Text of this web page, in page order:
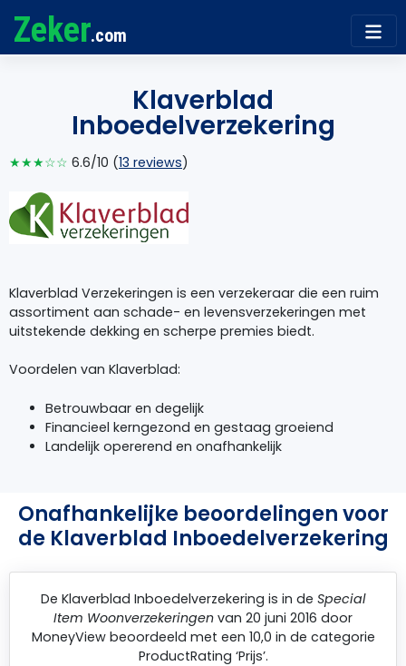
Zeker.com
Klaverblad
Inboedelverzekering
★★★☆☆ 6.6/10 (13 reviews)
Klaverblad Verzekeringen is een verzekeraar die een ruim
assortiment aan schade- en levensverzekeringen met
uitstekende dekking en scherpe premies biedt.
Voordelen van Klaverblad:
Betrouwbaar en degelijk
Financieel kerngezond en gestaag groeiend
Landelijk opererend en onafhankelijk
Onafhankelijke beoordelingen voor
de Klaverblad Inboedelverzekering
De Klaverblad Inboedelverzekering is in de Special
Item Woonverzekeringen van 20 juni 2016 door
MoneyViewbeoordeeld met een 10,0 in de categorie
ProductRating ‘Prijs’.